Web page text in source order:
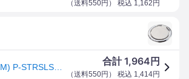
（送料550円 ） 税込 1,162 円
合計1,964 円
（送料550円 ） 税込 1,414円